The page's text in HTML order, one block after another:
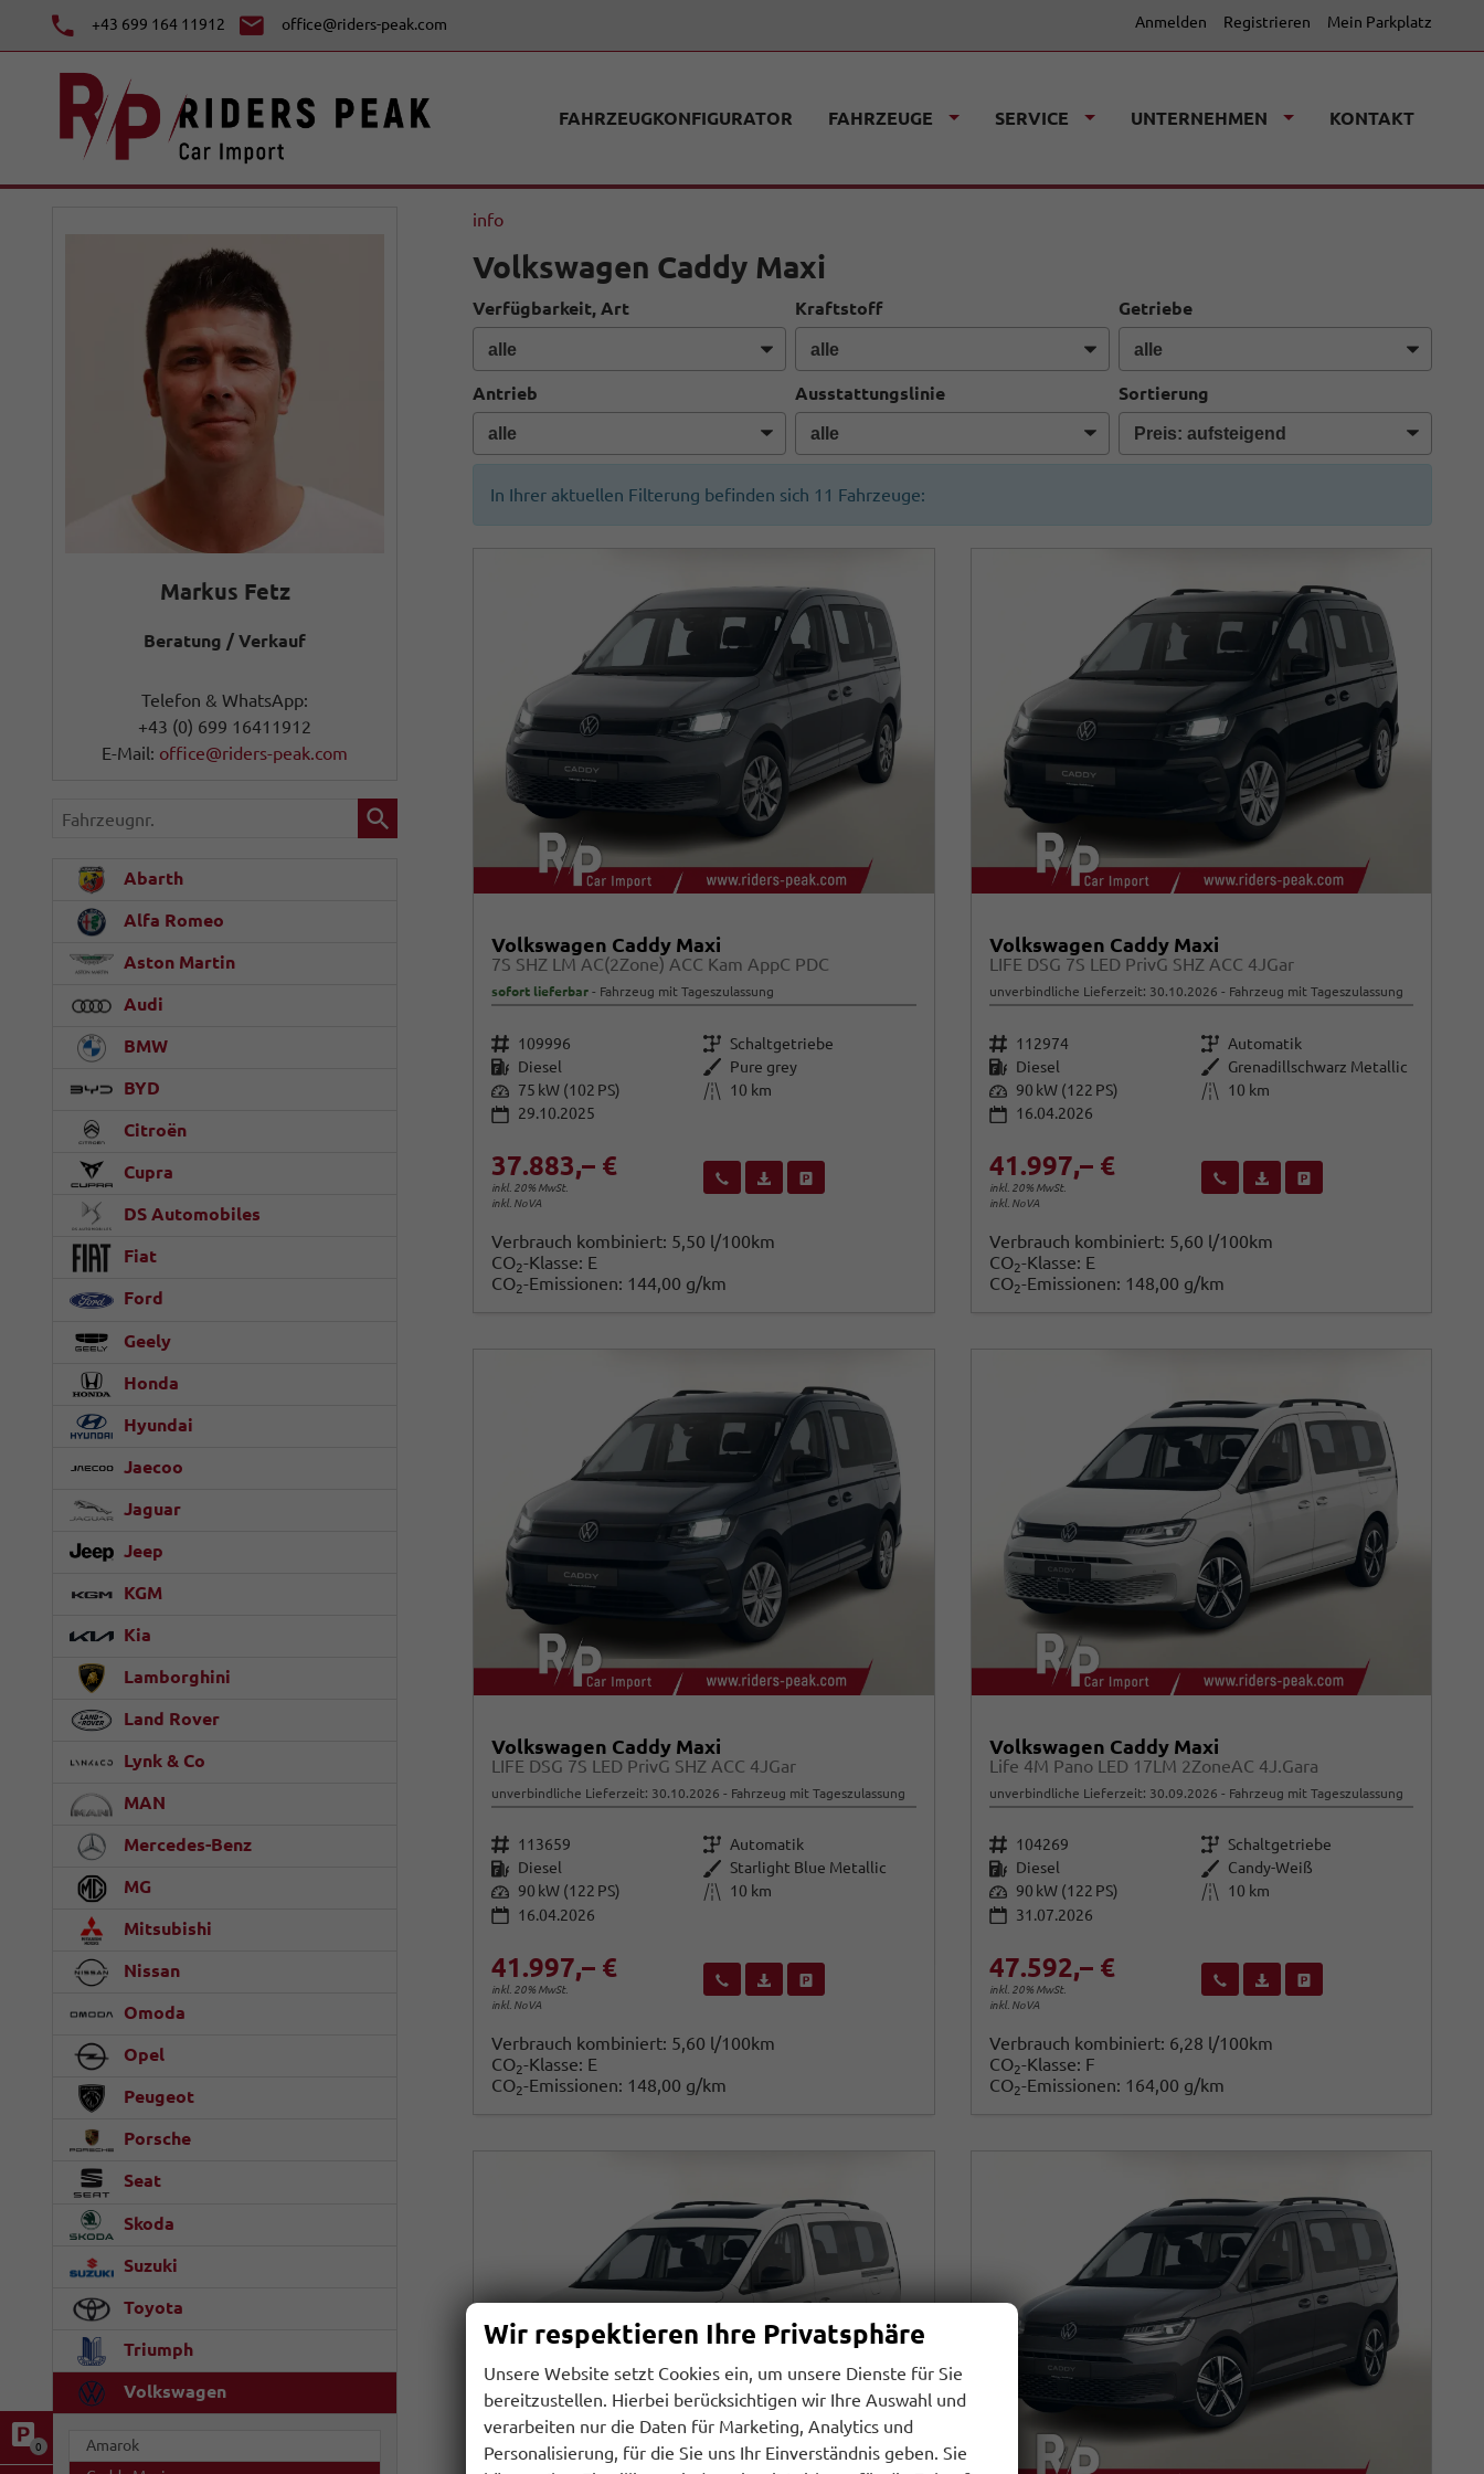
+43 699 164 11912 office@riders-peak.com Anmelden Registrieren Mein Parkplatz
0
FAHRZEUGKONFIGURATOR FAHRZEUGE SERVICE UNTERNEHMEN KONTAKT
info
Volkswagen Caddy Maxi
Verfügbarkeit, Art Kraftstoff Getriebe
Antrieb Ausstattungslinie Sortierung
In Ihrer aktuellen Filterung befinden sich 11 Fahrzeuge:
Volkswagen Caddy Maxi
7S SHZ LM AC(2Zone) ACC Kam AppC PDC
sofort lieferbar Fahrzeug mit Tageszulassung
Fahrzeugnr. 109996 Getriebe Schaltgetriebe
Kraftstoff Diesel Außenfarbe Pure grey
Leistung 75 kW (102 PS) Kilometerstand 10 km
29.10.2025
37.883,– €
inkl. 20% MwSt.
inkl. NoVA
Wir rufen Sie anFahrzeugexposé (PDF)
Verbrauch kombiniert: 5,50 l/100km
CO2-Klasse: E
CO2-Emissionen: 144,00 g/km
Volkswagen Caddy Maxi
LIFE DSG 7S LED PrivG SHZ ACC 4JGar
unverbindliche Lieferzeit: 30.10.2026 Fahrzeug mit Tageszulassung
Fahrzeugnr. 112974 Getriebe Automatik
Kraftstoff Diesel Außenfarbe
Grenadillschwarz Metallic
Leistung 90 kW (122 PS) Kilometerstand
10 km
16.04.2026
41.997,– €
inkl. 20% MwSt.
inkl. NoVA
Wir rufen Sie anFahrzeugexposé (PDF)
Fahrzeug parken
Verbrauch kombiniert: 5,60 l/100km
CO2-Klasse: E
CO2-Emissionen: 148,00 g/km
Volkswagen Caddy Maxi
LIFE DSG 7S LED PrivG SHZ ACC 4JGar
unverbindliche Lieferzeit: 30.10.2026 Fahrzeug mit Tageszulassung
Fahrzeugnr. 113659 Getriebe Automatik
Kraftstoff Diesel Außenfarbe Starlight Blue Metallic
Leistung 90 kW (122 PS) Kilometerstand 10 km
16.04.2026
41.997,– €
inkl. 20% MwSt.
inkl. NoVA
Wir rufen Sie anFahrzeugexposé (PDF)
Verbrauch kombiniert: 5,60 l/100km
CO2-Klasse: E
CO2-Emissionen: 148,00 g/km
Volkswagen Caddy Maxi
Life 4M Pano LED 17LM 2ZoneAC 4J.Gara
unverbindliche Lieferzeit: 30.09.2026 Fahrzeug mit Tageszulassung
Fahrzeugnr. 104269 Getriebe Schaltgetriebe
Kraftstoff Diesel Außenfarbe Candy-Weiß
Leistung 90 kW (122 PS) Kilometerstand
10 km
31.07.2026
47.592,– €
inkl. 20% MwSt.
inkl. NoVA
Wir rufen Sie anFahrzeugexposé (PDF)
Fahrzeug parken
Verbrauch kombiniert: 6,28 l/100km
CO2-Klasse: F
CO2-Emissionen: 164,00 g/km
Markus Fetz
Beratung / Verkauf
Telefon & WhatsApp:
+43 (0) 699 16411912
E-Mail: office@riders-peak.com
Fahrzeugnr.
Abarth
Alfa Romeo
Aston Martin
Audi
BMW
BYD
Citroën
Cupra
DS Automobiles
Fiat
Ford
Geely
Honda
Hyundai
Jaecoo
Jaguar
Jeep
KGM
Kia
Lamborghini
Land Rover
Lynk & Co
MAN
Mercedes-Benz
MG
Mitsubishi
Nissan
Omoda
Opel
Peugeot
Porsche
Seat
Skoda
Suzuki
Toyota
Triumph
Volkswagen
Amarok
Wir respektieren Ihre Privatsphäre
Unsere Website setzt Cookies ein, um unsere Dienste für Sie
bereitzustellen. Hierbei berücksichtigen wir Ihre Auswahl und
verarbeiten nur die Daten für Marketing, Analytics und
Personalisierung, für die Sie uns Ihr Einverständnis geben. Sie